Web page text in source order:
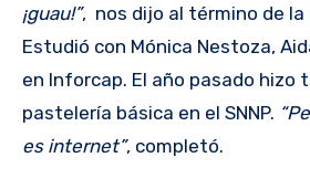
¡guau!”, nos dijo al término de
Estudió con Mónica Nestoza,
en Inforcap. El año pasado hizo
pastelería básica en el SNNP.
es internet”, completó.